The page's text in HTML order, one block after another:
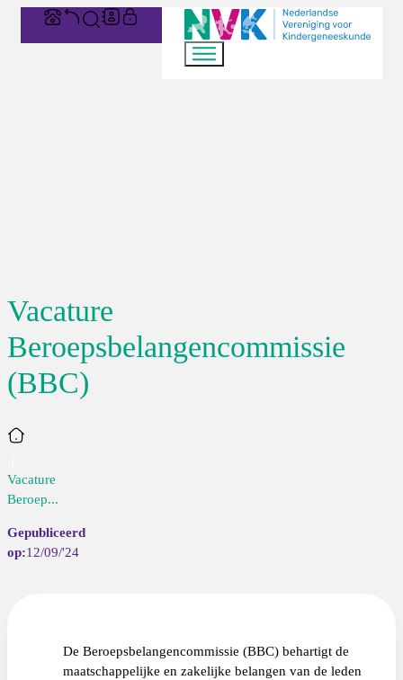
Vacature
Beroepsbelangencommissie
(BBC)
Home
Vacature
Beroep...
12/09/'24
De Beroepsbelangencommissie (BBC) behartigt de
maatschappelijke en zakelijke belangen van de leden